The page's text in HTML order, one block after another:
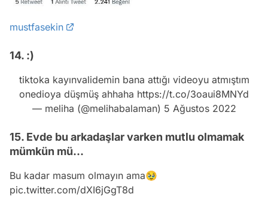
mustfasekin
14. :)
tiktoka kayınvalidemin bana attığı videoyu atmıştım
onedioya düşmüş ahhaha https://t.co/3oaui8MNYd
— meliha (@melihabalaman) 5 Ağustos 2022
15. Evde bu arkadaşlar varken mutlu olmamak
mümkün mü...
Bu kadar masum olmayın ama🥹
pic.twitter.com/dXI6jGgT8d